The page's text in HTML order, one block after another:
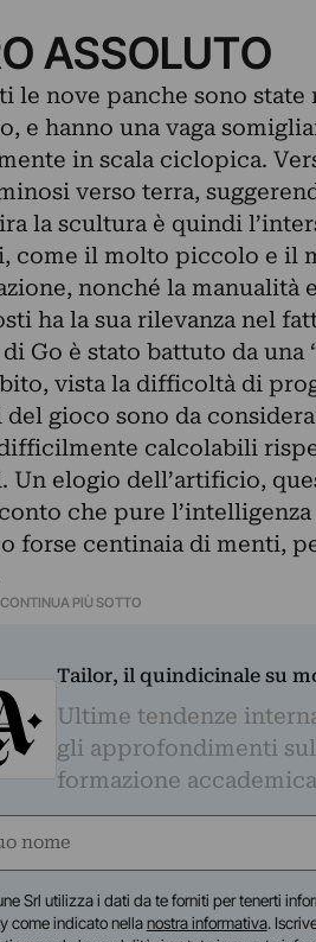
ASSOLUTO
le nove panche sono
e hanno una vaga
in scala ciclopica.
verso terra,
la scultura è quindi
come il molto piccolo e il
nonché la manualità
ha la sua rilevanza nel
Go è stato battuto da una
vista la difficoltà di
gioco sono da
calcolabili
Un elogio dell’artificio,
che pure
forse centinaia di menti,
PIÙ SOTTO
Tailor, il quindicinale su
Ultime tendenze
gli approfondimenti
formazione
Srl utilizza i dati da te forniti per tenerti
come indicato nellanostra informativa.